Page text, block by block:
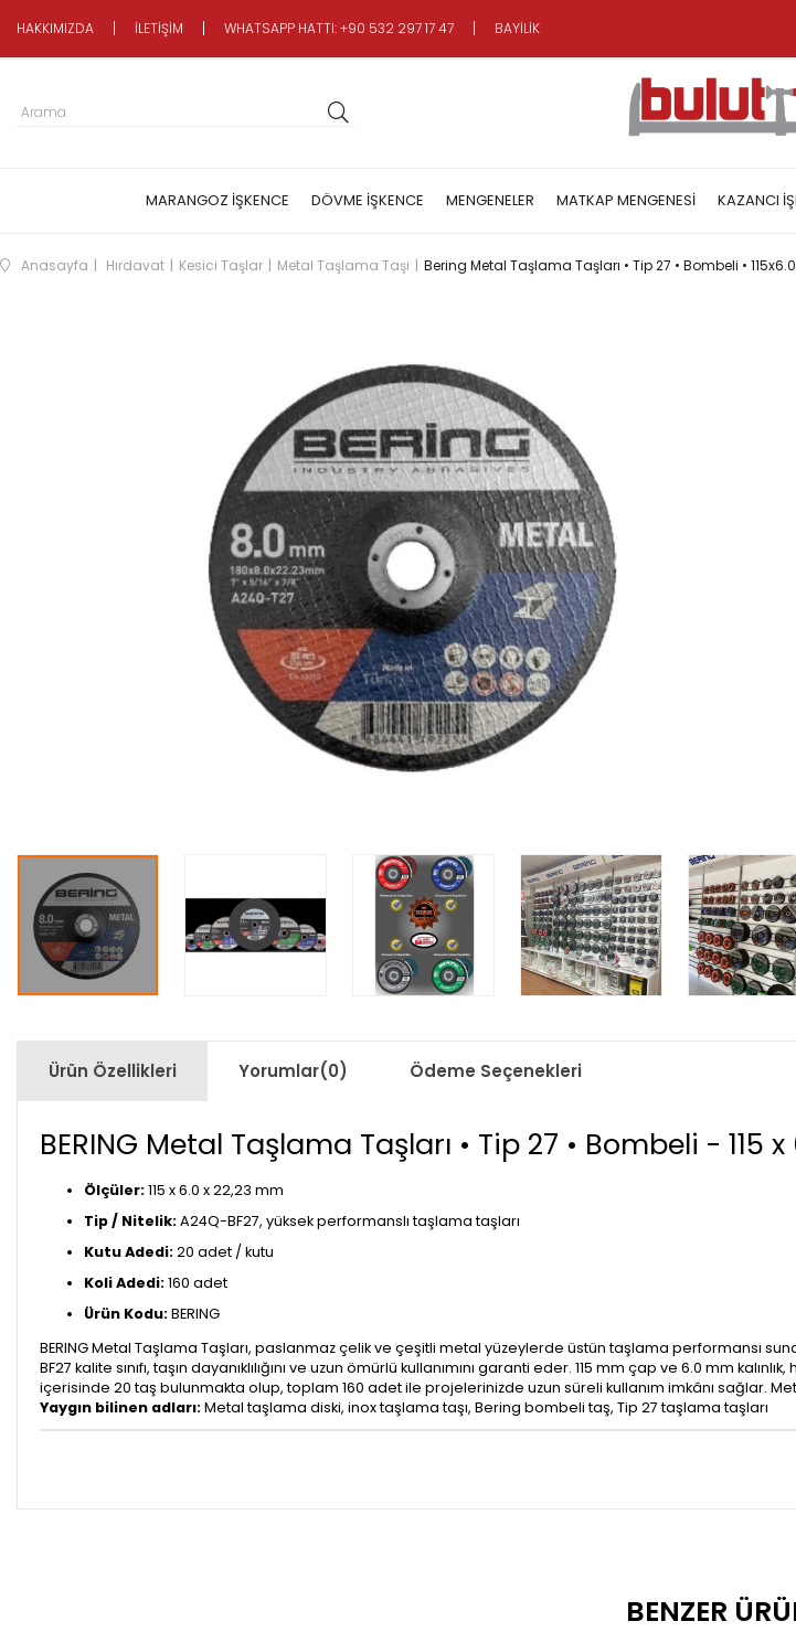
HAKKIMIZDA İLETİŞİM WHATSAPP HATTI: +90 532 297 17 47 BAYİLİK
MARANGOZ İŞKENCE DÖVME İŞKENCE MENGENELER MATKAP MENGENESI KAZANCI
Anasayfa Hırdavat Kesici Taşlar Metal Taşlama Taşı Bering Metal Taşlama Taşları • Tip 27 • Bombeli •
Ürün Özellikleri Yorumlar(0) Ödeme Seçenekleri
BERING Metal Taşlama Taşları • Tip 27 • Bombeli - 115
Ölçüler:115 x 6.0 x 22,23 mm
Tip / Nitelik:A24Q-BF27, yüksek performanslı taşlama taşları
Kutu Adedi:20 adet / kutu
Koli Adedi:160 adet
Ürün Kodu:BERING
BERING Metal Taşlama Taşları, paslanmaz çelik ve çeşitli metal yüzeylerde üstün taşlama performansı
BF27 kalite sınıfı, taşın dayanıklılığını ve uzun ömürlü kullanımını garanti eder. 115 mm çap ve 6.0 mm
içerisinde 20 taş bulunmakta olup, toplam 160 adet ile projelerinizde uzun süreli kullanım imkânı sağlar.
Yaygın bilinen adları:Metal taşlama diski, inox taşlama taşı, Bering bombeli taş, Tip 27 taşlama taşları
BENZER